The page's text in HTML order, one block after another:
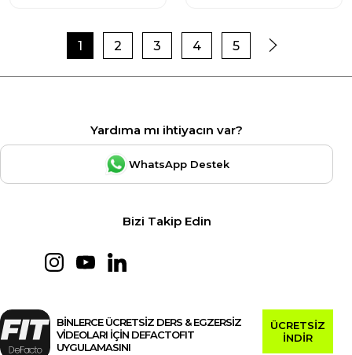
1 2 3 4 5
Yardıma mı ihtiyacın var?
WhatsApp Destek
Bizi Takip Edin
BİNLERCE ÜCRETSİZ DERS & EGZERSİZ
VİDEOLARI İÇİN DEFACTOFIT
UYGULAMASINI
ÜCRETSİZ
İNDİR